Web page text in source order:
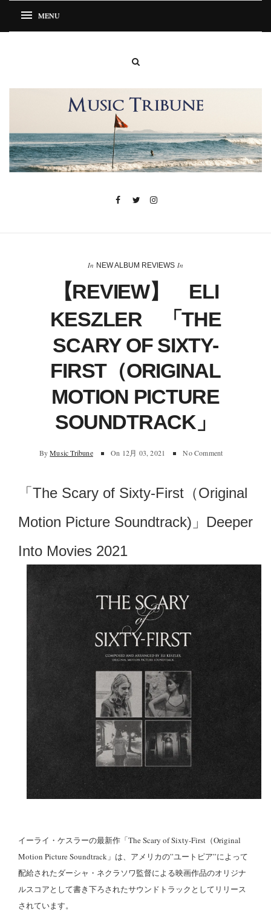
In NEW ALBUM REVIEWS In
【REVIEW】 ELI
KESZLER 「THE
SCARY OF SIXTY-
FIRST（ORIGINAL
MOTION PICTURE
SOUNDTRACK」
By Music Tribune On 12月 03, 2021 No Comment
「The Scary of Sixty-First（Original
Motion Picture Soundtrack)」Deeper
Into Movies 2021
イーライ・ケスラーの最新作「The Scary of Sixty-First（Original
Motion Picture Soundtrack」は、アメリカの”ユートピア”によって
配給されたダーシャ・ネクラソワ監督による映画作品のオリジナ
ルスコアとして書き下ろされたサウンドトラックとしてリリース
されています。